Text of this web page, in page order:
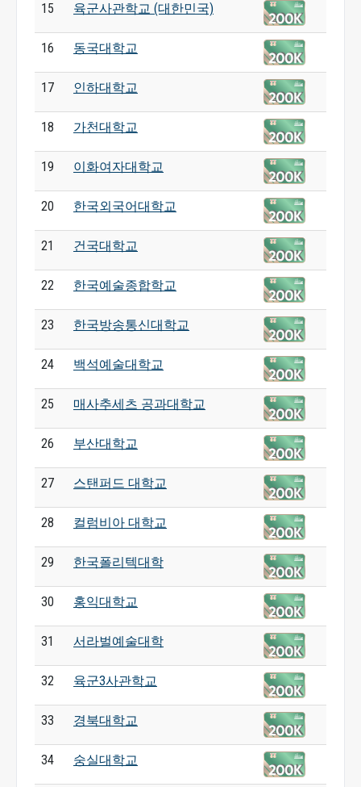
15 육군사관학교 (대한민국)
16 동국대학교
17 인하대학교
18 가천대학교
19 이화여자대학교
20 한국외국어대학교
21 건국대학교
22 한국예술종합학교
23 한국방송통신대학교
24 백석예술대학교
25 매사추세츠 공과대학교
26 부산대학교
27 스탠퍼드 대학교
28 컬럼비아 대학교
29 한국폴리텍대학
30 홍익대학교
31 서라벌예술대학
32 육군3사관학교
33 경북대학교
34 숭실대학교